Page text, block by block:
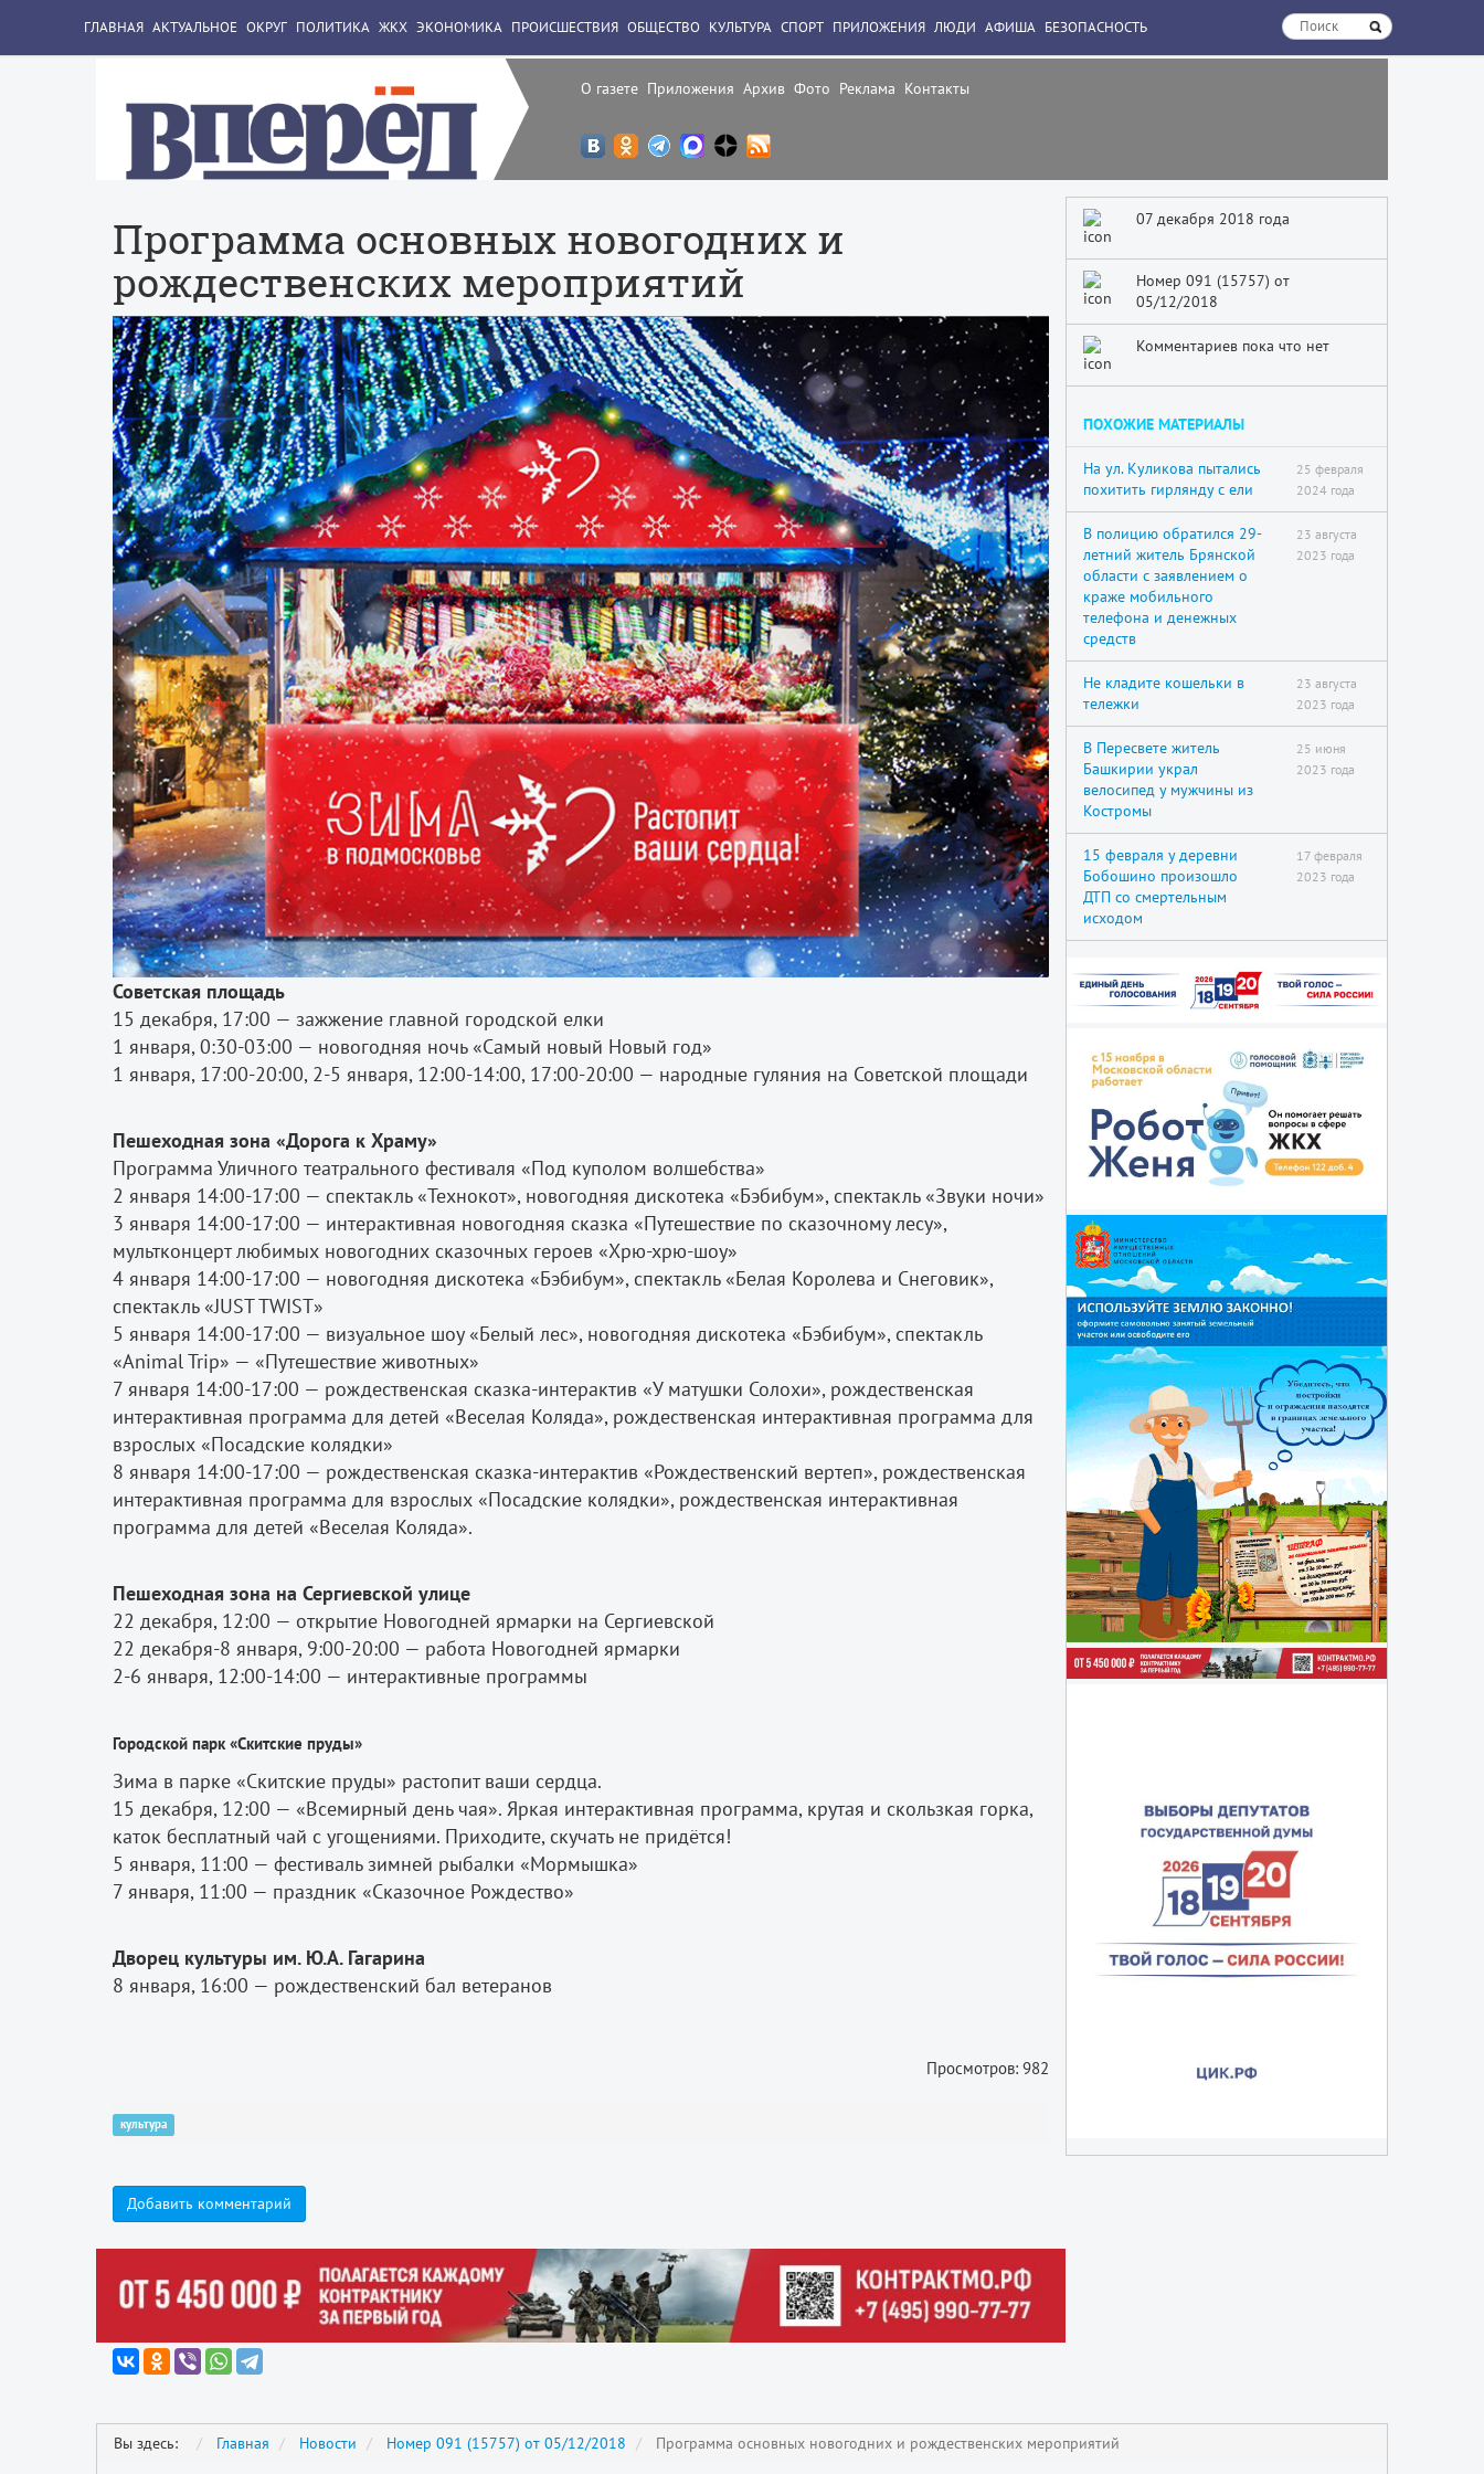
О газете Приложения Архив Фото Реклама Контакты
ГЛАВНАЯ АКТУАЛЬНОЕ ОКРУГ ПОЛИТИКА ЖКХ ЭКОНОМИКА ПРОИСШЕСТВИЯ ОБЩЕСТВО КУЛЬТУРА СПОРТ ПРИЛОЖЕНИЯ ЛЮДИ АФИША БЕЗОПАСНОСТЬ
Программа основных новогодних и
рождественских мероприятий
Советская площадь
15 декабря, 17:00 — зажжение главной городской елки
1 января, 0:30-03:00 — новогодняя ночь «Самый новый Новый год»
1 января, 17:00-20:00, 2-5 января, 12:00-14:00, 17:00-20:00 — народные гуляния на Советской площади
Пешеходная зона «Дорога к Храму»
Программа Уличного театрального фестиваля «Под куполом волшебства»
2 января 14:00-17:00 — спектакль «Технокот», новогодняя дискотека «Бэбибум», спектакль «Звуки ночи»
3 января 14:00-17:00 — интерактивная новогодняя сказка «Путешествие по сказочному лесу»,
мультконцерт любимых новогодних сказочных героев «Хрю-хрю-шоу»
4 января 14:00-17:00 — новогодняя дискотека «Бэбибум», спектакль «Белая Королева и Снеговик»,
спектакль «JUST TWIST»
5 января 14:00-17:00 — визуальное шоу «Белый лес», новогодняя дискотека «Бэбибум», спектакль
«Animal Trip» — «Путешествие животных»
7 января 14:00-17:00 — рождественская сказка-интерактив «У матушки Солохи», рождественская
интерактивная программа для детей «Веселая Коляда», рождественская интерактивная программа для
взрослых «Посадские колядки»
8 января 14:00-17:00 — рождественская сказка-интерактив «Рождественский вертеп», рождественская
интерактивная программа для взрослых «Посадские колядки», рождественская интерактивная
программа для детей «Веселая Коляда».
Пешеходная зона на Сергиевской улице
22 декабря, 12:00 — открытие Новогодней ярмарки на Сергиевской
22 декабря-8 января, 9:00-20:00 — работа Новогодней ярмарки
2-6 января, 12:00-14:00 — интерактивные программы
Городской парк «Скитские пруды»
Зима в парке «Скитские пруды» растопит ваши сердца.
15 декабря, 12:00 — «Всемирный день чая». Яркая интерактивная программа, крутая и скользкая горка,
каток бесплатный чай с угощениями. Приходите, скучать не придётся!
5 января, 11:00 — фестиваль зимней рыбалки «Мормышка»
7 января, 11:00 — праздник «Сказочное Рождество»
Дворец культуры им. Ю.А. Гагарина
8 января, 16:00 — рождественский бал ветеранов
Просмотров: 982
культура
Добавить комментарий
07 декабря 2018 года
Номер 091 (15757) от
05/12/2018
Комментариев пока что нет
ПОХОЖИЕ МАТЕРИАЛЫ
На ул. Куликова пытались
похитить гирлянду с ели
25 февраля
2024 года
В полицию обратился 29-
летний житель Брянской
области с заявлением о
краже мобильного
телефона и денежных
средств
23 августа
2023 года
Не кладите кошельки в
тележки
23 августа
2023 года
В Пересвете житель
Башкирии украл
велосипед у мужчины из
Костромы
25 июня
2023 года
15 февраля у деревни
Бобошино произошло
ДТП со смертельным
исходом
17 февраля
2023 года
Вы здесь: Главная Новости Номер 091 (15757) от 05/12/2018 Программа основных новогодних и рождественских мероприятий